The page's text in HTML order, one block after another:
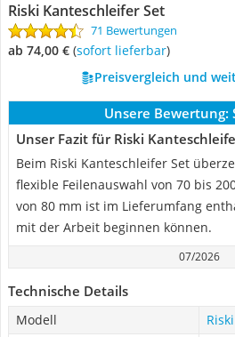
Riski Kanteschleifer Set
71 Bewertungen
ab 74,00 € ( Sofort lieferbar)
Preisvergleich und
Unsere Bewertung:
Unser Fazit für Riski
Beim Riski Kanteschleifer Set
flexible Feilenauswahl von 70 bis
von 80 mm ist im Lieferumfang
mit der Arbeit beginnen können.
07/2026
Technische Details
Modell